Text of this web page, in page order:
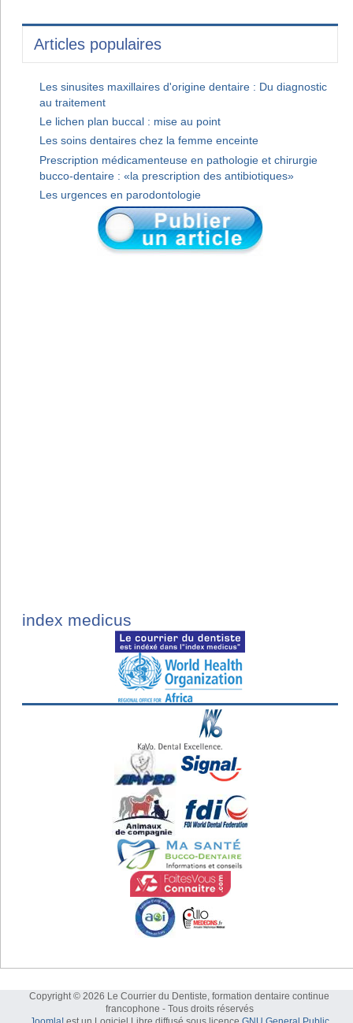
Articles populaires
Les sinusites maxillaires d'origine dentaire : Du diagnostic
au traitement
Le lichen plan buccal : mise au point
Les soins dentaires chez la femme enceinte
Prescription médicamenteuse en pathologie et chirurgie
bucco-dentaire : «la prescription des antibiotiques»
Les urgences en parodontologie
index medicus
Copyright © 2026 Le Courrier du Dentiste, formation dentaire continue
francophone - Tous droits réservés